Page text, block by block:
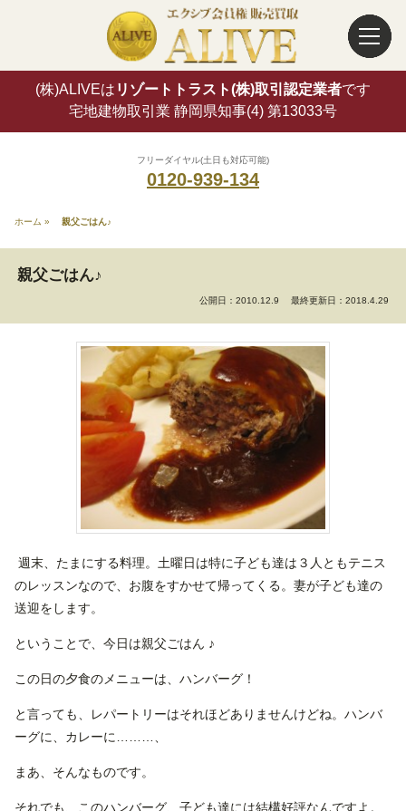
(株)ALIVEは リゾートトラスト(株)取引認定業者です
宅地建物取引業 静岡県知事(4) 第13033号
フリーダイヤル(土日も対応可能)
0120-939-134
ホーム » 親父ごはん♪
親父ごはん♪
公開日：2010.12.9 最終更新日：2018.4.29
週末、たまにする料理。土曜日は特に子ども達は３人ともテニス
のレッスンなので、お腹をすかせて帰ってくる。妻が子ども達の
送迎をします。
ということで、今日は親父ごはん ♪
この日の夕食のメニューは、ハンバーグ！
と言っても、レパートリーはそれほどありませんけどね。ハンバ
ーグに、カレーに………、
まあ、そんなものです。
それでも、このハンバーグ、子ども達には結構好評なんですよ。